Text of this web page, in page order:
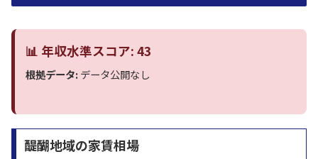
📊 年収水準スコア: 43
根拠データ:データ公開なし
醍醐地域の家賃相場